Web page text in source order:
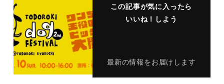
この記事が気に入ったら
いいね！しよう
最新の情報をお届けします